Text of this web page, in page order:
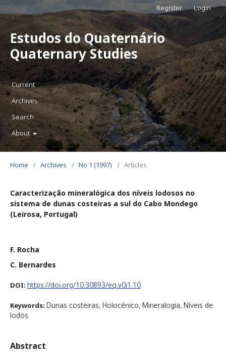
Estudos do Quaternário
Quaternary Studies
Current
Archives
Search
About
Register Login
Home / Archives / No 1 (1997) / Articles
Caracterização mineralógica dos níveis lodosos no
sistema de dunas costeiras a sul do Cabo Mondego
(Leirosa, Portugal)
F. Rocha
C. Bernardes
DOI: https://doi.org/10.30893/eq.v0i1.10
Keywords: Dunas costeiras, Holocénico, Mineralogia, Níveis de
lodos
Abstract